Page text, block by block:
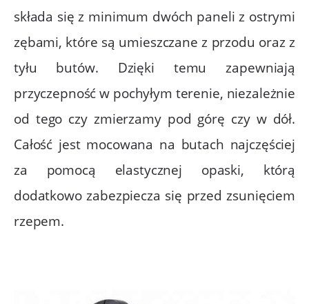
składa się z minimum dwóch paneli z ostrymi
zębami, które są umieszczane z przodu oraz z
tyłu butów. Dzięki temu zapewniają
przyczepność w pochyłym terenie, niezależnie
od tego czy zmierzamy pod górę czy w dół.
Całość jest mocowana na butach najczęściej
za pomocą elastycznej opaski, którą
dodatkowo zabezpiecza się przed zsunięciem
rzepem.